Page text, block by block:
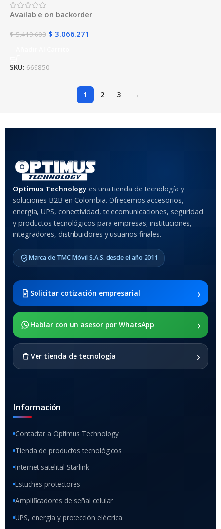
Available on backorder
$5.419.603 $ 3.066.271
SKU: 669850
1 2 3 →
Optimus Technology es una tienda de tecnología y
soluciones B2B en Colombia. Ofrecemos accesorios,
energía, UPS, conectividad, telecomunicaciones, seguridad
y productos tecnológicos para empresas, instituciones,
integradores, distribuidores y usuarios finales.
Marca de TMC Móvil S.A.S. desde el año 2011
Solicitar cotización empresarial ›
Hablar con un asesor por WhatsApp ›
Ver tienda de tecnología ›
Información
Contactar a Optimus Technology
Tienda de productos tecnológicos
Internet satelital Starlink
Estuches protectores
Amplificadores de señal celular
UPS, energía y protección eléctrica